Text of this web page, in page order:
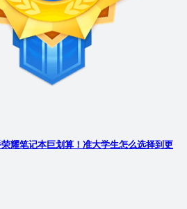
耀笔记本巨划算！准大学生怎么选择到更